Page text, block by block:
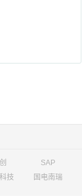
SAP
技 国电南瑞